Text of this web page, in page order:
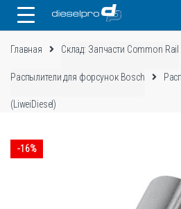
Главная Склад: Запчасти Common Rail
Распылители для форсунок Bosch
(LiweiDiesel)
-16%